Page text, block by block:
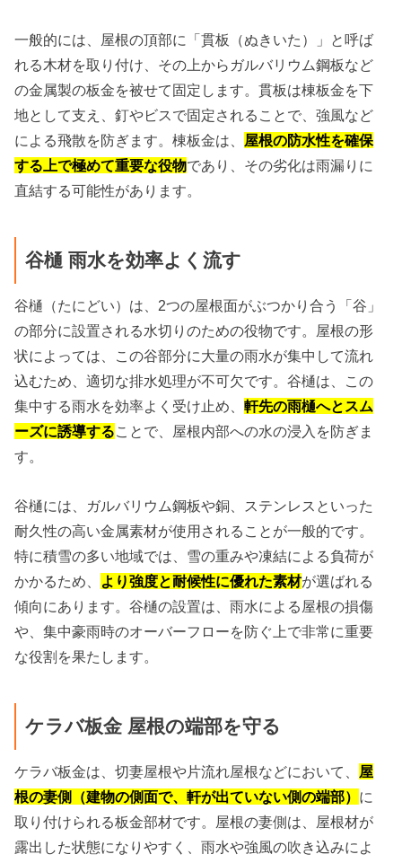
一般的には、屋根の頂部に「貫板（ぬきいた）」と呼ば
れる木材を取り付け、その上からガルバリウム鋼板など
の金属製の板金を被せて固定します。貫板は棟板金を下
地として支え、釘やビスで固定されることで、強風など
による飛散を防ぎます。棟板金は、 屋根の防水性を確保
する上で極めて重要な役物であり、その劣化は雨漏りに
直結する可能性があります。
谷樋 雨水を効率よく流す
谷樋（たにどい）は、2つの屋根面がぶつかり合う「谷」
の部分に設置される水切りのための役物です。屋根の形
状によっては、この谷部分に大量の雨水が集中して流れ
込むため、適切な排水処理が不可欠です。谷樋は、この
集中する雨水を効率よく受け止め、軒先の雨樋へとスム
ーズに誘導することで、屋根内部への水の浸入を防ぎま
す。
谷樋には、ガルバリウム鋼板や銅、ステンレスといった
耐久性の高い金属素材が使用されることが一般的です。
特に積雪の多い地域では、雪の重みや凍結による負荷が
かかるため、 より強度と耐候性に優れた素材が選ばれる
傾向にあります。谷樋の設置は、雨水による屋根の損傷
や、集中豪雨時のオーバーフローを防ぐ上で非常に重要
な役割を果たします。
ケラバ板金 屋根の端部を守る
ケラバ板金は、切妻屋根や片流れ屋根などにおいて、 屋
根の妻側（建物の側面で、軒が出ていない側の端部） に
取り付けられる板金部材です。屋根の妻側は、屋根材が
露出した状態になりやすく、雨水や強風の吹き込みによ